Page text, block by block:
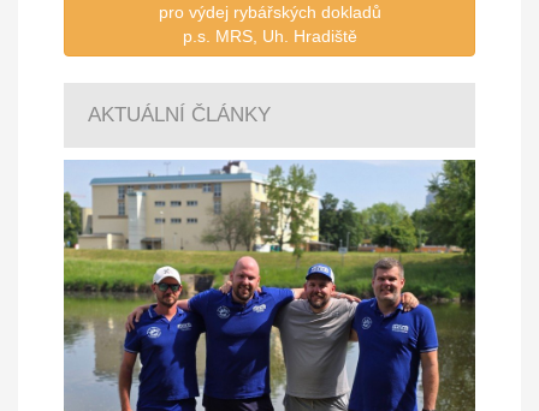
pro výdej rybářských dokladů
p.s. MRS, Uh. Hradiště
AKTUÁLNÍ ČLÁNKY